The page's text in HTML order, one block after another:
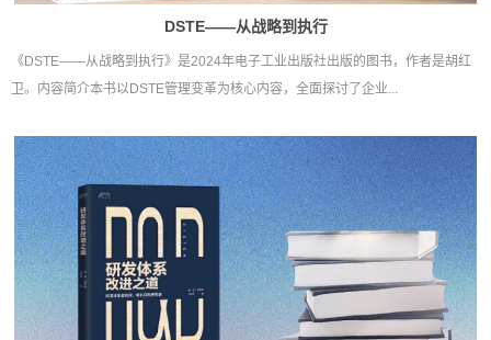
DSTE——从战略到执行
《DSTE——从战略到执行》是2024年电子工业出版社出版的图书，作者是胡红
卫。内容简介本书以DSTE管理变革为核心内容，全面探讨了企业...